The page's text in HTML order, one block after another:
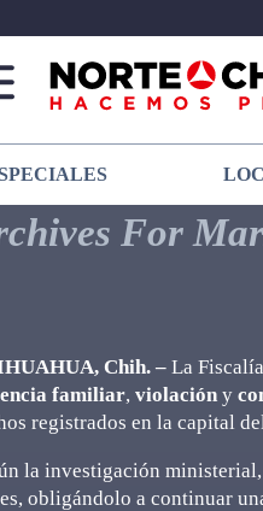
Norte
De
Chihuahua
Más
que
noticias,
hacemos periodismo
For
Chih. – La
familiar, violación y
registrados en la capital
la investigación
obligándolo a continuar